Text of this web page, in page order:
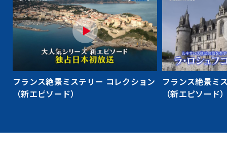
フランス絶景ミステリー コレクション
（新エピソード）
フランス絶景ミ
（新エピソード